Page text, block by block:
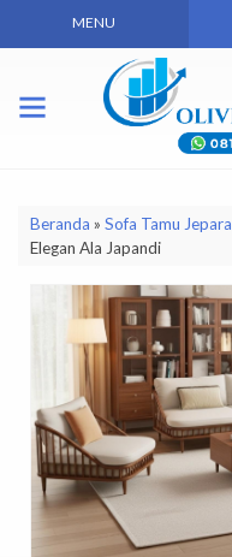
MENU
Beranda » Sofa Tamu Jepara
Elegan Ala Japandi